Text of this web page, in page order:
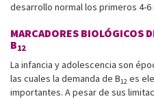
desarrollo normal los primeros 4-6
MARCADORES BIOLÓGICOS
B12
La infancia y adolescencia son
las cuales la demanda de B12 es
importantes. A pesar de sus